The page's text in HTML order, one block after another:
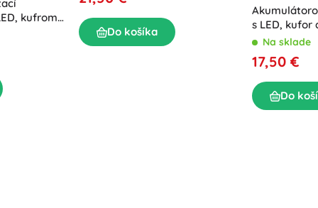
kufrom
Do košíka
s LED, kufor
Na sklade
17,50 €
Do